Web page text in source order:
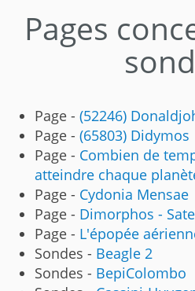
Pages
Page - (52246)
Page - (65803) Didymos
Page - Combien de
atteindre chaque
Page - Cydonia Mensae
Page - Dimorphos -
Page - L'épopée
Sondes - Beagle 2
Sondes - BepiColombo